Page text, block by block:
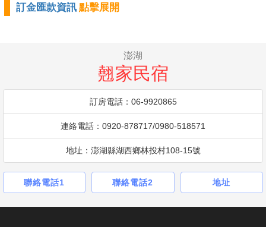
訂金匯款資訊 點擊展開
澎湖
翹家民宿
訂房電話：06-9920865
連絡電話：0920-878717/0980-518571
地址：澎湖縣湖西鄉林投村108-15號
聯絡電話1 聯絡電話2 地址